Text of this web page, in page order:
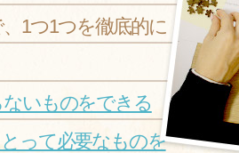
1つ1つを徹底的に
いものをできる
って必要なものを